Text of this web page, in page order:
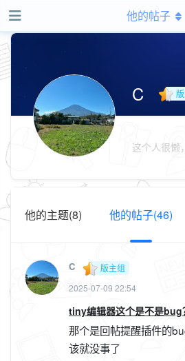
他的帖子
C
这个人很懒
他的主题(8) 他的帖子(46)
C
版主组
2025-07-09 22:54
tiny编辑器这个是不是bug
那个是回帖提醒插件的
该就没事了